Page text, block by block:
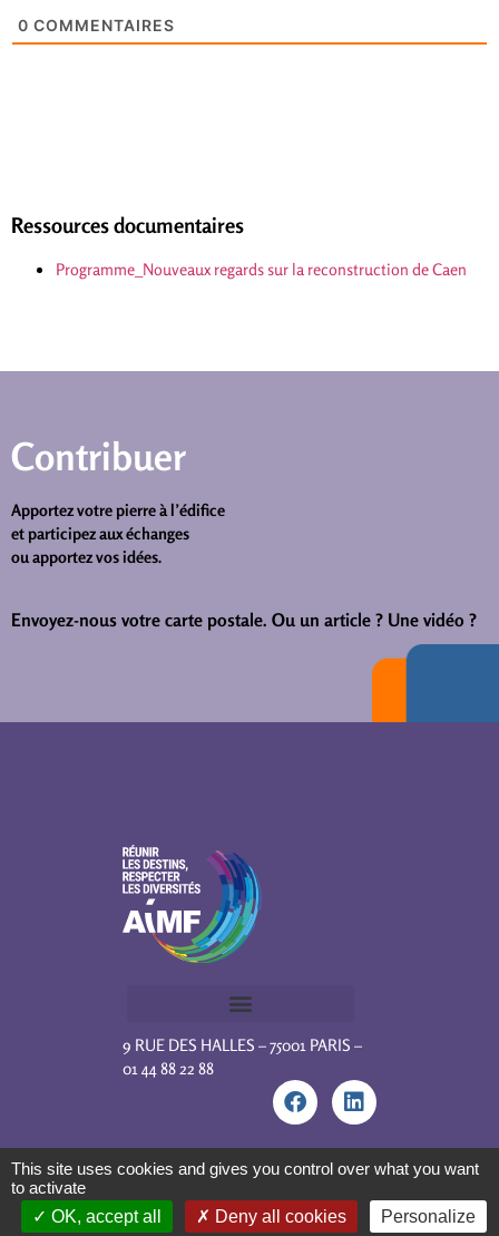
0 COMMENTAIRES
Ressources documentaires
Programme_Nouveaux regards sur la reconstruction de Caen
Contribuer
Apportez votre pierre à l’édifice
et participez aux échanges
ou apportez vos idées.
Envoyez-nous votre carte postale. Ou un article ? Une vidéo ?
9 RUE DES HALLES – 75001 PARIS –
01 44 88 22 88
This site uses cookies and gives you control over what you want
to activate
OK, accept all
Deny all cookies Personalize